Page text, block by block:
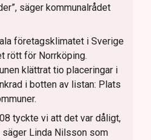
säger kommunalrådet
företagsklimatet i Sverige
rött för Norrköping.
klättrat tio placeringar i
i botten av listan: Plats
tyckte vi att det var dåligt,
säger Linda Nilsson som